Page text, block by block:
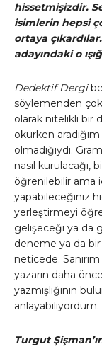
hissetmişizdir.
isimlerin hepsi
ortaya
adayındaki o
Dedektif Dergi
söylemenden
olarak nitelikli bir
okurken
olmadığıydı.
nasıl kurulacağı,
öğrenilebilir ama
yapabileceğiniz
yerleştirmeyi
gelişeceği ya da
deneme ya da
neticede.
yazarın daha
yazmışlığının
anlayabiliyordum.
Turgut